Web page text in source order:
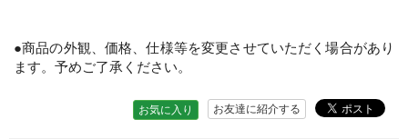
●商品の外観、価格、仕様等を変更させていただく場合があり
ます。予めご了承ください。
お友達に紹介する
お気に入り